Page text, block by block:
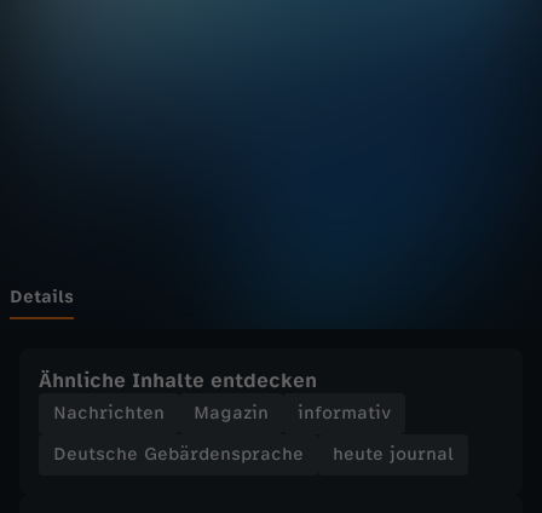
-
e
Details
Ähnliche Inhalte entdecken
Nachrichten Magazin
informativ
Deutsche Gebärdensprache
heute journal